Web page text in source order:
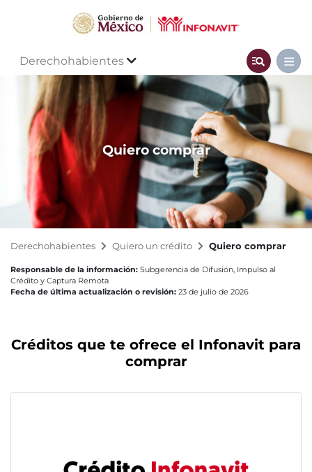
Derechohabientes
Quiero comprar
Derechohabientes Quiero un crédito Quiero comprar
Responsable de la información: Subgerencia de Difusión, Impulso al
Crédito y Captura Remota
Fecha de última actualización o revisión: 23 de julio de 2026
Créditos que te ofrece el Infonavit para
comprar